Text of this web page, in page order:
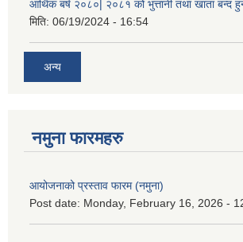
आर्थिक बर्ष २०८०| २०८१ को भुत्तानी तथा खाता बन्द
मिति: 06/19/2024 - 16:54
अन्य
नमुना फारमहरु
आयोजनाको प्रस्ताव फारम (नमुना)
Post date: Monday, February 16, 2026 -